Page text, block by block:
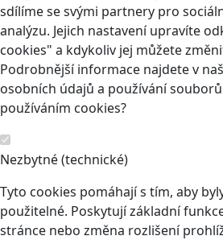
sdílíme se svými partnery pro
analýzu. Jejich nastavení upravíte
cookies" a kdykoliv jej můžete
Podrobnější informace najdete v
osobních údajů a používání
používáním cookies?
Nezbytné (technické)
Tyto cookies pomáhají s tím, aby
použitelné. Poskytují základní
stránce nebo změna rozlišení